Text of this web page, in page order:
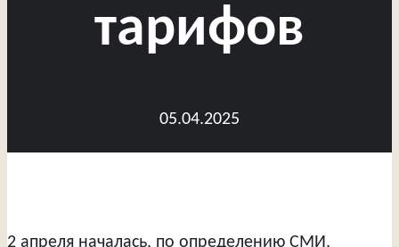
тарифов
05.04.2025
2 апреля началась, по определению СМИ,